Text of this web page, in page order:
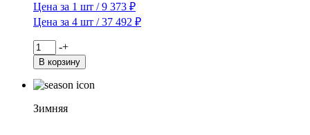
Цена за 1 шт / 9 373 ₽
Цена за 4 шт / 37 492 ₽
Количество
товара
Viatti
195/75R16C
Vettore
-+
В корзину
Зимняя